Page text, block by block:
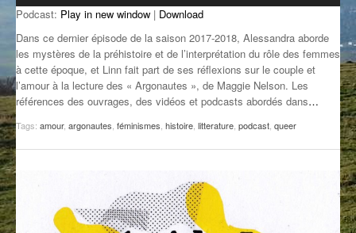
GROOVE N SUN
IL ÉTAIT UNE FOIS
L’ASTUCE DE LA PORTE EN BOIS
LA MINUTE LITTÉRAIRE
MUSIQUE DES ANTIPODES
PLUS DE MIX
Podcast: Play in new window | Download
Dans ce dernier épisode de la saison 2017-2018, Alessandra aborde
les mystères de la préhistoire et de l’interprétation du rôle des femmes
à cette époque, et Linn fait part de ses réflexions sur le couple et
l’amour à la lecture des « Argonautes », de Maggie Nelson. Les
références des ouvrages, des vidéos et podcasts abordés dans…
Tags: amour, argonautes féminismes histoire litterature podcast queer